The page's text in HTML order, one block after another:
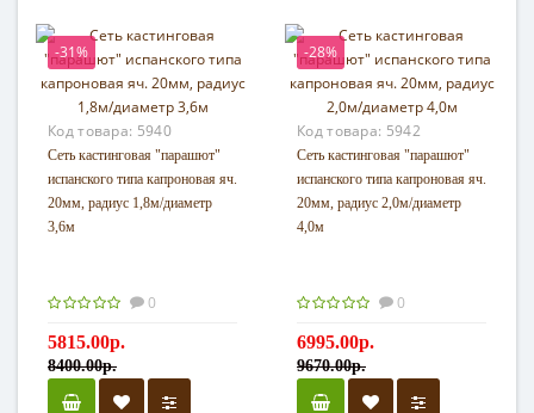
-31%
Код товара: 5940
Сеть кастинговая "парашют"
испанского типа капроновая яч.
20мм, радиус 1,8м/диаметр
3,6м
0
5815.00р.
8400.00р.
-28%
Код товара: 5942
Сеть кастинговая "парашют"
испанского типа капроновая яч.
20мм, радиус 2,0м/диаметр
4,0м
0
6995.00р.
9670.00р.